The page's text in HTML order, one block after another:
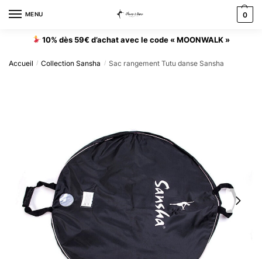
MENU 0
10% dès 59€ d’achat avec le code « MOONWALK »
Accueil / Collection Sansha / Sac rangement Tutu danse Sansha